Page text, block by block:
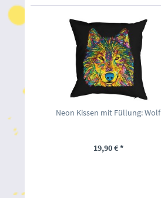
Neon Kissen mit Füllung: Wolf
19,90 € *